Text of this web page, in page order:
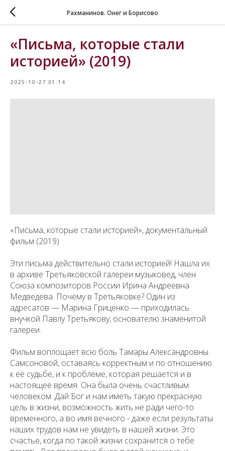
Рахманинов. Онег и Борисово
«Письма, которые стали
историей» (2019)
2025-10-27 01:14
«Письма, которые стали историей», документальный
фильм (2019)
Эти письма действительно стали историей! Нашла их
в архиве Третьяковской галереи музыковед, член
Союза композиторов России Ирина Андреевна
Медведева. Почему в Третьяковке? Один из
адресатов — Марина Гриценко — приходилась
внучкой Павлу Третьякову, основателю знаменитой
галереи.
Фильм воплощает всю боль Тамары Александровны
Самсоновой, оставаясь корректным и по отношению
к её судьбе, и к проблеме, которая решается и в
настоящее время. Она была очень счастливым
человеком. Дай Бог и нам иметь такую прекрасную
цель в жизни, возможность жить не ради чего-то
временного, а во имя вечного - даже если результаты
наших трудов нам не увидеть в нашей жизни. Это
счастье, когда по такой жизни сохранится о тебе